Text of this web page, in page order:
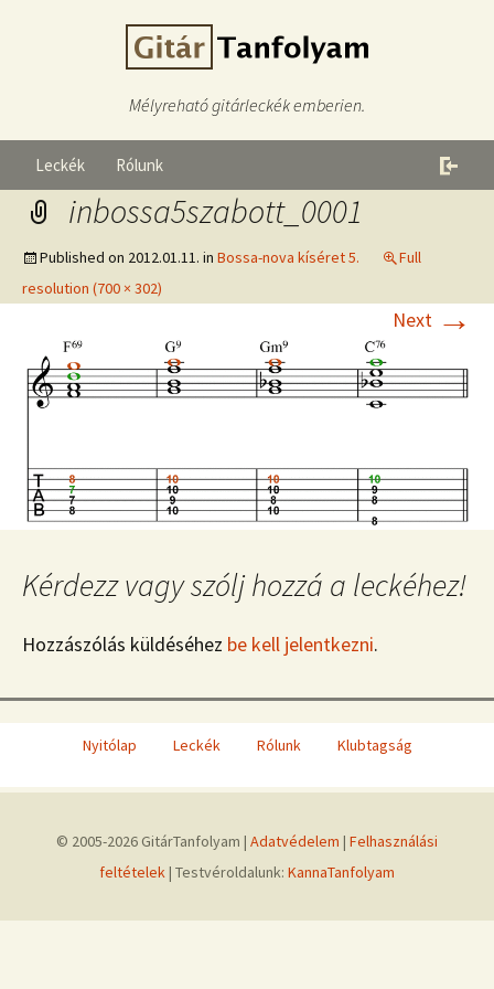
Mélyreható gitárleckék emberien.
Leckék Rólunk
inbossa5szabott_0001
Published on 2012.01.11. in Bossa-nova kíséret 5.
Full
resolution (700 × 302)
Next →
Kérdezz vagy szólj hozzá a leckéhez!
Hozzászólás küldéséhez be kell jelentkezni.
Nyitólap Leckék Rólunk Klubtagság
© 2005-2026 GitárTanfolyam | Adatvédelem | Felhasználási
feltételek| Testvéroldalunk: KannaTanfolyam